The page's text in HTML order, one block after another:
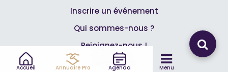
Accueil Annuaire Pro Agenda Menu
Inscrire un événement
Qui sommes-nous ?
Rejoignez-nous !
Partenaires